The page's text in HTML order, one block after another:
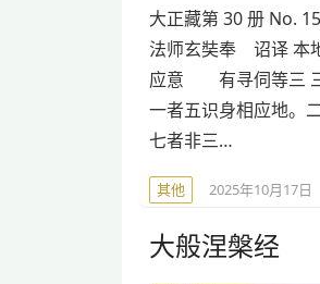
大正藏第 30 册 No.
法师玄奘奉 诏译 本
应意 有寻伺等三
一者五识身相应地。
七者非三…
其他 2025年10月17日
大般涅槃经